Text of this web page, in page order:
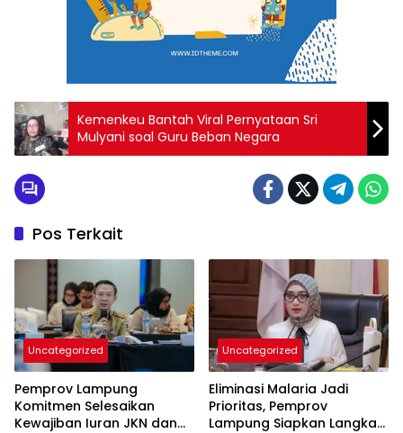
Kemenkeu Bantah Viral Pernyataan Sri
Mulyani soal Guru Beban Negara
Pos Terkait
Uncategorized
Pemprov Lampung
Komitmen Selesaikan
Kewajiban Iuran JKN dan
Uncategorized
Eliminasi Malaria Jadi
Prioritas, Pemprov
Lampung Siapkan Langkah